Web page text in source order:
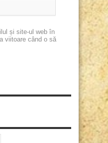
și site-ul web în
viitoare când o să